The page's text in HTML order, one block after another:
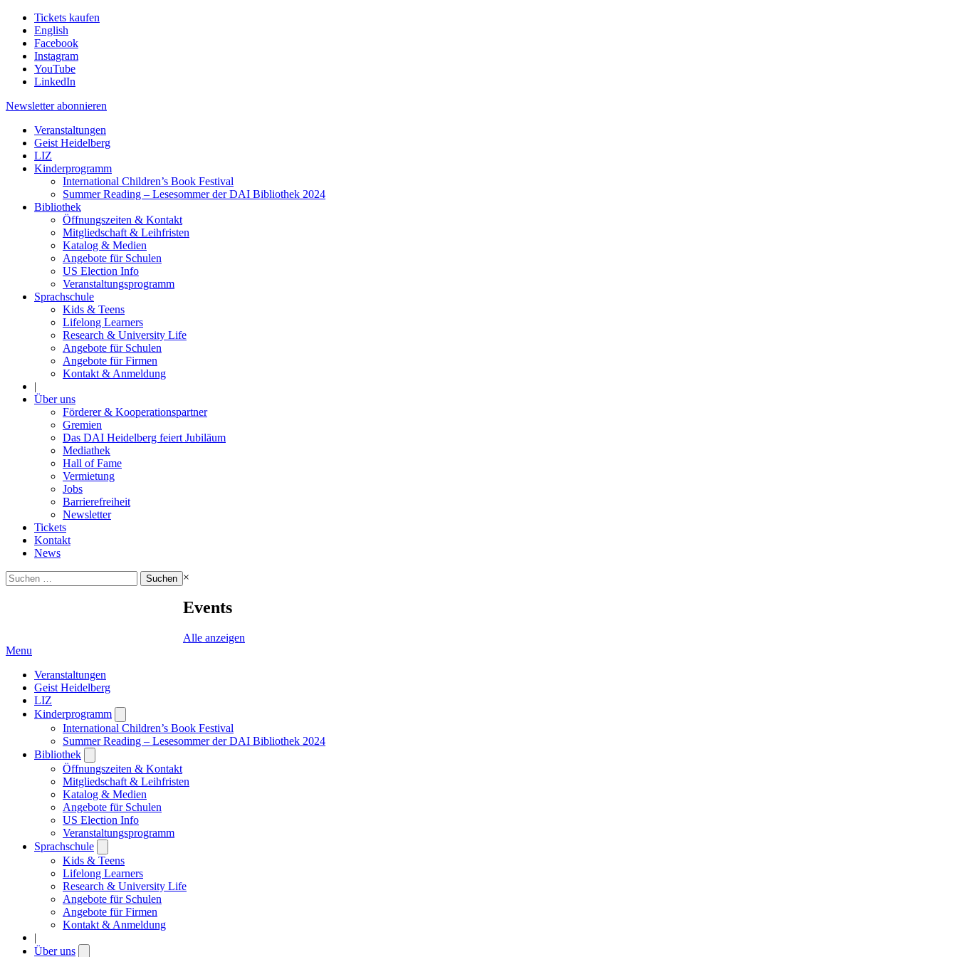
Tickets kaufen
English
Facebook
Instagram
YouTube
LinkedIn
Newsletter abonnieren
Veranstaltungen
Geist Heidelberg
LIZ
Kinderprogramm
International Children’s Book Festival
Summer Reading – Lesesommer der DAI Bibliothek 2024
Bibliothek
Öffnungszeiten & Kontakt
Mitgliedschaft & Leihfristen
Katalog & Medien
Angebote für Schulen
US Election Info
Veranstaltungsprogramm
Sprachschule
Kids & Teens
Lifelong Learners
Research & University Life
Angebote für Schulen
Angebote für Firmen
Kontakt & Anmeldung
|
Über uns
Förderer & Kooperationspartner
Gremien
Das DAI Heidelberg feiert Jubiläum
Mediathek
Hall of Fame
Vermietung
Jobs
Barrierefreiheit
Newsletter
Tickets
Kontakt
News
Suchen
nach:
×
Events
Alle anzeigen
Menu
Veranstaltungen
Geist Heidelberg
LIZ
Kinderprogramm
submenu
International Children’s Book Festival
Summer Reading – Lesesommer der DAI Bibliothek 2024
Bibliothek
submenu
Öffnungszeiten & Kontakt
Mitgliedschaft & Leihfristen
Katalog & Medien
Angebote für Schulen
US Election Info
Veranstaltungsprogramm
Sprachschule
submenu
Kids & Teens
Lifelong Learners
Research & University Life
Angebote für Schulen
Angebote für Firmen
Kontakt & Anmeldung
|
Über uns